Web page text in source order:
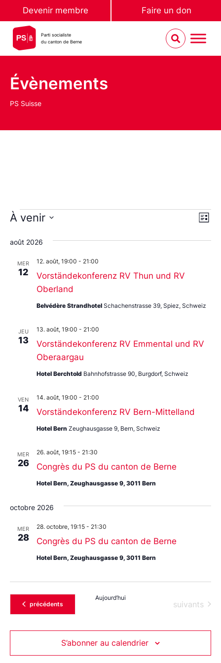
Devenir membre Faire un don
Parti socialiste
du canton de Berne
Évènements
PS Suisse
Liste
À venir
une
date.
août 2026
MER
12
Vorständekonferenz RV Thun und RV
Oberland
12. août, 19:00 - 21:00
Belvédère Strandhotel Schachenstrasse 39, Spiez, Schweiz
JEU
13
Vorständekonferenz RV Emmental und RV
Oberaargau
13. août, 19:00 - 21:00
Hotel Berchtold Bahnhofstrasse 90, Burgdorf, Schweiz
VEN
14 Vorständekonferenz RV Bern-Mittelland
14. août, 19:00 - 21:00
Hotel Bern Zeughausgasse 9, Bern, Schweiz
MER
26 Congrès du PS du canton de Berne
26. août, 19:15 - 21:30
Hotel Bern, Zeughausgasse 9, 3011 Bern
octobre 2026
MER
28 Congrès du PS du canton de Berne
28. octobre, 19:15 - 21:30
Hotel Bern, Zeughausgasse 9, 3011 Bern
Évènements
précédents
Aujourd’hui
Évènements
suivants
S’abonner au calendrier